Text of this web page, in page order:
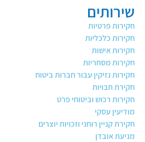
שירותים
חקירות פרטיות
חקירות כלכליות
חקירות אישות
חקירות מסחריות
חקירות נזיקין עבור חברות ביטוח
חקירת חבויות
חקירות רכוש וביטוחי פרט
מודיעין עסקי
חקירת קניין רוחני וזכויות יוצרים
מניעת אובדן